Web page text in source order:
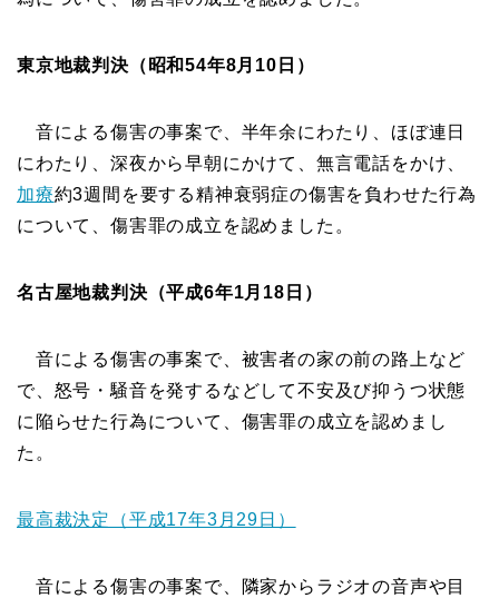
東京地裁判決（昭和54年8月10日）
音による傷害の事案で、半年余にわたり、ほぼ連日
にわたり、深夜から早朝にかけて、無言電話をかけ、
加療約3週間を要する精神衰弱症の傷害を負わせた行為
について、傷害罪の成立を認めました。
名古屋地裁判決（平成6年1月18日）
音による傷害の事案で、被害者の家の前の路上など
で、怒号・騒音を発するなどして不安及び抑うつ状態
に陥らせた行為について、傷害罪の成立を認めまし
た。
最高裁決定（平成17年3月29日）
音による傷害の事案で、隣家からラジオの音声や目